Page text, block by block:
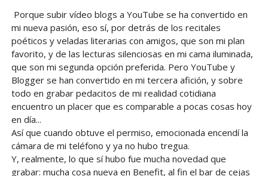
Porque subir vídeo blogs a YouTube se ha convertido en
mi nueva pasión, eso sí, por detrás de los recitales
poéticos y veladas literarias con amigos, que son mi plan
favorito, y de las lecturas silenciosas en mi cama iluminada,
que son mi segunda opción preferida. Pero YouTube y
Blogger se han convertido en mi tercera afición, y sobre
todo en grabar pedacitos de mi realidad cotidiana
encuentro un placer que es comparable a pocas cosas hoy
en día...
Así que cuando obtuve el permiso, emocionada encendí la
cámara de mi teléfono y ya no hubo tregua.
Y, realmente, lo que sí hubo fue mucha novedad que
grabar: mucha cosa nueva en Benefit, al fin el bar de cejas